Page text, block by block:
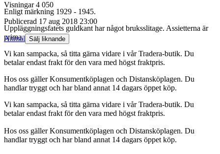
Enligt märkning 1929 - 1945.
Uppläggningsfatets guldkant har något bruksslitage. Assietterna är
prima.
Vi kan sampacka, så titta gärna vidare i vår Tradera-butik. Du
betalar endast frakt för den vara med högst fraktpris.
Hos oss gäller Konsumentköplagen och Distansköplagen. Du
handlar tryggt och har bland annat 14 dagars öppet köp.
Vi kan sampacka, så titta gärna vidare i vår Tradera-butik. Du
betalar endast frakt för den vara med högst fraktpris.
Hos oss gäller Konsumentköplagen och Distansköplagen. Du
handlar tryggt och har bland annat 14 dagars öppet köp.
Visningar 4 050
Publicerad 17 aug 2018 23:00
Anmäl Sälj liknande